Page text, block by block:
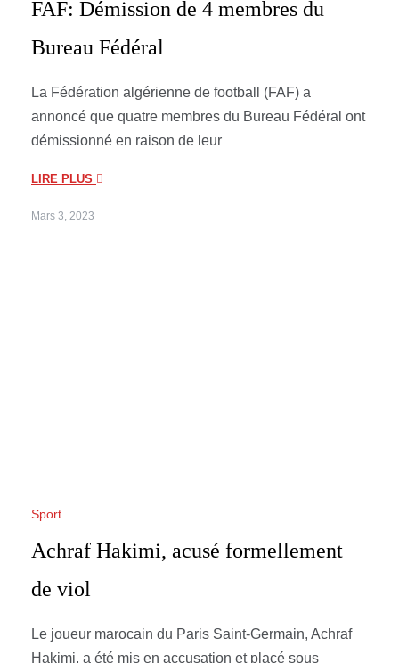
FAF: Démission de 4 membres du
Bureau Fédéral
La Fédération algérienne de football (FAF) a
annoncé que quatre membres du Bureau Fédéral ont
démissionné en raison de leur
LIRE PLUS
Mars 3, 2023
Sport
Achraf Hakimi, acusé formellement
de viol
Le joueur marocain du Paris Saint-Germain, Achraf
Hakimi, a été mis en accusation et placé sous